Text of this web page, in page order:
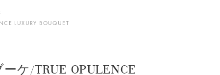
LUXURY BOUQUET
ケ/TRUE OPULENCE